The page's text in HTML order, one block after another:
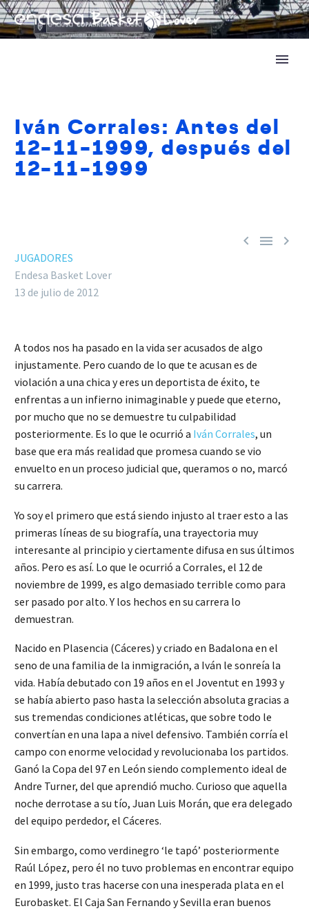
Iván Corrales: Antes del
12-11-1999, después del
12-11-1999
  
JUGADORES
Endesa Basket Lover
13 de julio de 2012
A todos nos ha pasado en la vida ser acusados de algo
injustamente. Pero cuando de lo que te acusan es de
violación a una chica y eres un deportista de éxito, te
enfrentas a un infierno inimaginable y puede que eterno,
por mucho que no se demuestre tu culpabilidad
posteriormente. Es lo que le ocurrió a Iván Corrales, un
base que era más realidad que promesa cuando se vio
envuelto en un proceso judicial que, queramos o no, marcó
su carrera.
Yo soy el primero que está siendo injusto al traer esto a las
primeras líneas de su biografía, una trayectoria muy
interesante al principio y ciertamente difusa en sus últimos
años. Pero es así. Lo que le ocurrió a Corrales, el 12 de
noviembre de 1999, es algo demasiado terrible como para
ser pasado por alto. Y los hechos en su carrera lo
demuestran.
Nacido en Plasencia (Cáceres) y criado en Badalona en el
seno de una familia de la inmigración, a Iván le sonreía la
vida. Había debutado con 19 años en el Joventut en 1993 y
se había abierto paso hasta la selección absoluta gracias a
sus tremendas condiciones atléticas, que sobre todo le
convertían en una lapa a nivel defensivo. También corría el
campo con enorme velocidad y revolucionaba los partidos.
Ganó la Copa del 97 en León siendo complemento ideal de
Andre Turner, del que aprendió mucho. Curioso que aquella
noche derrotase a su tío, Juan Luis Morán, que era delegado
del equipo perdedor, el Cáceres.
Sin embargo, como verdinegro ‘le tapó’ posteriormente
Raúl López, pero él no tuvo problemas en encontrar equipo
en 1999, justo tras hacerse con una inesperada plata en el
Eurobasket. El Caja San Fernando y Sevilla eran buenos